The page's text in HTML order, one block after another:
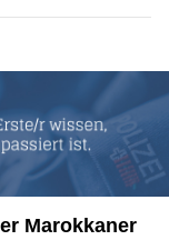
Marokkaner